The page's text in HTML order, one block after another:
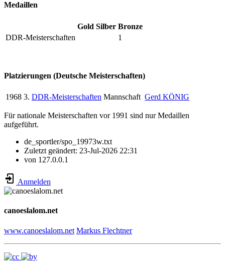
Medaillen
Gold Silber Bronze
DDR-Meisterschaften
1
Platzierungen (Deutsche Meisterschaften)
1968 3. DDR-Meisterschaften Mannschaft Gerd KÖNIG
Für nationale Meisterschaften vor 1991 sind nur Medaillen
aufgeführt.
de_sportler/spo_19973w.txt
Zuletzt geändert: 23-Jul-2026 22:31
von 127.0.0.1
Anmelden
canoeslalom.net
www.canoeslalom.net Markus Flechtner